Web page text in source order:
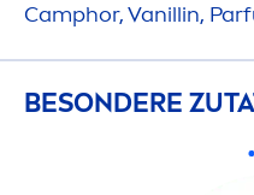
Camphor, Vanillin,
BESONDERE